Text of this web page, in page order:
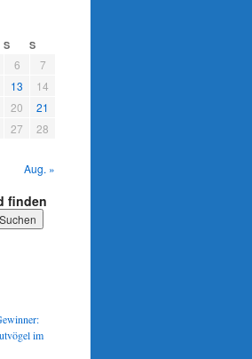
S S
6
7
13
14
20
21
27
28
Aug. »
finden
im